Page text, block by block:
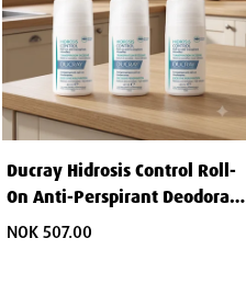
Ducray Hidrosis Control Roll-
On Anti-Perspirant Deodorant
40 ml
NOK 507.00